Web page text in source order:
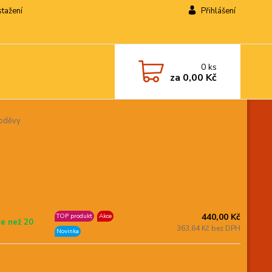
Přihlášení
0ks
za 0,00 Kč
než 20
TOP produkt
Akce
Novinka
440,00 Kč
363,64 Kč bez DPH